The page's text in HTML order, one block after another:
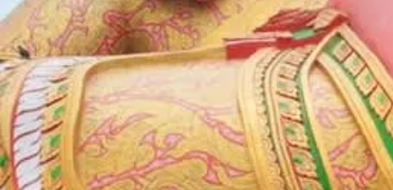
モルディブ・他インド洋
太平洋地域
オセアニア
ハワイ
スロヴェ
北マケド